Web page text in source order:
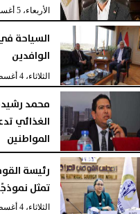
الأربعاء، 5 أغسطس 2026
السياحة
الوافدين
الثلاثاء، 4 أغسطس 2026
محمد
الغذائي
المواطنين
الثلاثاء، 4 أغسطس 2026
رئيسة
تمثل
الثلاثاء، 4 أغسطس 2026